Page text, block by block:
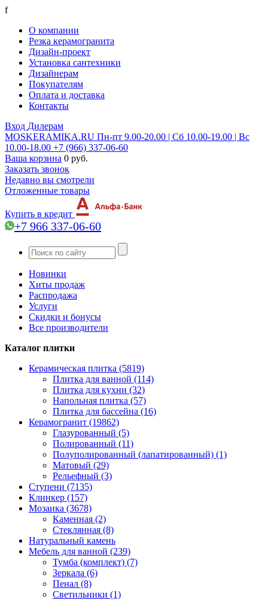
f
О компании
Резка керамогранита
Дизайн-проект
Установка сантехники
Дизайнерам
Покупателям
Оплата и доставка
Контакты
Вход Дилерам
MOSKERAMIKA.RU Пн-пт 9.00-20.00 | Сб 10.00-19.00 | Вс
10.00-18.00 +7 (966) 337-06-60
Ваша корзина 0 руб.
Заказать звонок
Недавно вы смотрели
Отложенные товары
Купить в кредит
+7 966 337-06-60
Новинки
Хиты продаж
Распродажа
Услуги
Скидки и бонусы
Все производители
Каталог плитки
Керамическая плитка (5819)
Плитка для ванной (114)
Плитка для кухни (32)
Напольная плитка (57)
Плитка для бассейна (16)
Керамогранит (19862)
Глазурованный (5)
Полированный (11)
Полуполированный (лапатированный) (1)
Матовый (29)
Рельефный (3)
Ступени (7135)
Клинкер (157)
Мозаика (3678)
Каменная (2)
Стеклянная (8)
Натуральный камень
Мебель для ванной (239)
Тумба (комплект) (7)
Зеркала (6)
Пенал (8)
Светильники (1)